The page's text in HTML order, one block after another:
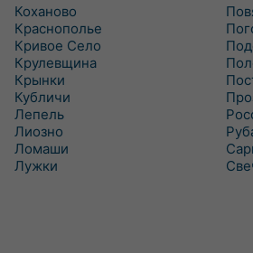
Коханово
Краснополье
Кривое Село
Крулевщина
Крынки
Кубличи
Лепель
Лиозно
Ломаши
Лужки